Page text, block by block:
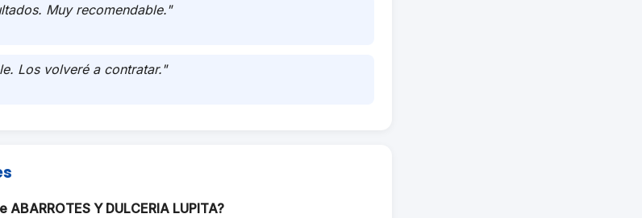
Muy recomendable."
Los volveré a contratar."
Y DULCERIA LUPITA?